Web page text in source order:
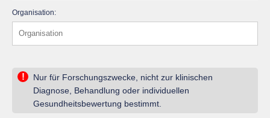
Organisation:
!
Nur für Forschungszwecke, nicht zur klinischen
Diagnose, Behandlung oder individuellen
Gesundheitsbewertung bestimmt.